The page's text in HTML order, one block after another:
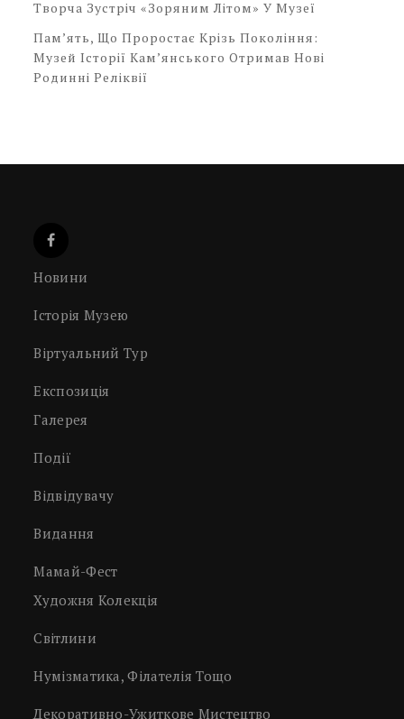
Творча Зустріч «Зоряним Літом» У Музеї
Пам’ять, Що Проростає Крізь Покоління:
Музей Історії Кам’янського Отримав Нові
Родинні Реліквії
Новини
Історія Музею
Віртуальний Тур
Експозиція
Галерея
Події
Відвідувачу
Видання
Мамай-Фест
Художня Колекція
Світлини
Нумізматика, Філателія Тощо
Декоративно-Ужиткове Мистецтво